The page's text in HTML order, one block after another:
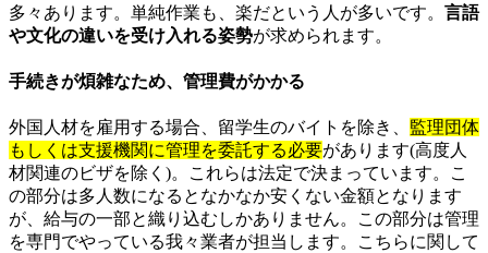
多々あります。単純作業も、楽だという人が多いです。 言語
や文化の違いを受け入れる姿勢が求められます。
手続きが煩雑なため、管理費がかかる
外国人材を雇用する場合、留学生のバイトを除き、 監理団体
もしくは支援機関に管理を委託する必要があります(高度人
材関連のビザを除く)。これらは法定で決まっています。こ
の部分は多人数になるとなかなか安くない金額となります
が、給与の一部と織り込むしかありません。この部分は管理
を専門でやっている我々業者が担当します。こちらに関して